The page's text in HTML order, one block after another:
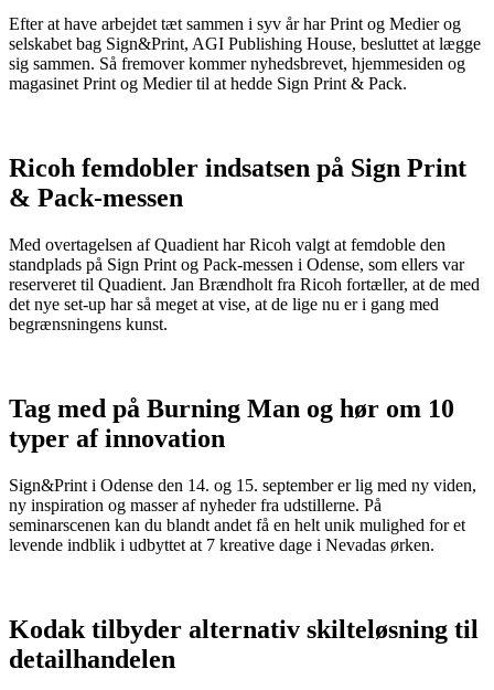
Efter at have arbejdet tæt sammen i syv år har Print og Medier og
selskabet bag Sign&Print, AGI Publishing House, besluttet at lægge
sig sammen. Så fremover kommer nyhedsbrevet, hjemmesiden og
magasinet Print og Medier til at hedde Sign Print & Pack.
Ricoh femdobler indsatsen på Sign Print
& Pack-messen
Med overtagelsen af Quadient har Ricoh valgt at femdoble den
standplads på Sign Print og Pack-messen i Odense, som ellers var
reserveret til Quadient. Jan Brændholt fra Ricoh fortæller, at de med
det nye set-up har så meget at vise, at de lige nu er i gang med
begrænsningens kunst.
Tag med på Burning Man og hør om 10
typer af innovation
Sign&Print i Odense den 14. og 15. september er lig med ny viden,
ny inspiration og masser af nyheder fra udstillerne. På
seminarscenen kan du blandt andet få en helt unik mulighed for et
levende indblik i udbyttet at 7 kreative dage i Nevadas ørken.
Kodak tilbyder alternativ skilteløsning til
detailhandelen